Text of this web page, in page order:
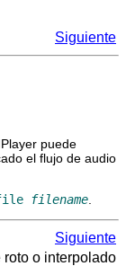
Siguiente
puede
el flujo de audio
filename
Siguiente
roto o interpolado